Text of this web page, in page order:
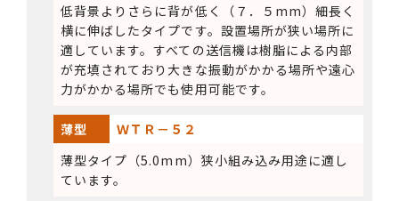
低背景よりさらに背が低く（７．５mm）細長く
横に伸ばしたタイプです。設置場所が狭い場所に
適しています。すべての送信機は樹脂による内部
が充填されており大きな振動がかかる場所や遠心
力がかかる場所でも使用可能です。
薄型
ＷＴＲ－５２
薄型タイプ（5.0mm）狭小組み込み用途に適し
ています。